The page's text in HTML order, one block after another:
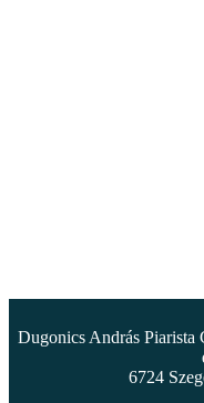
Dugonics András
6724